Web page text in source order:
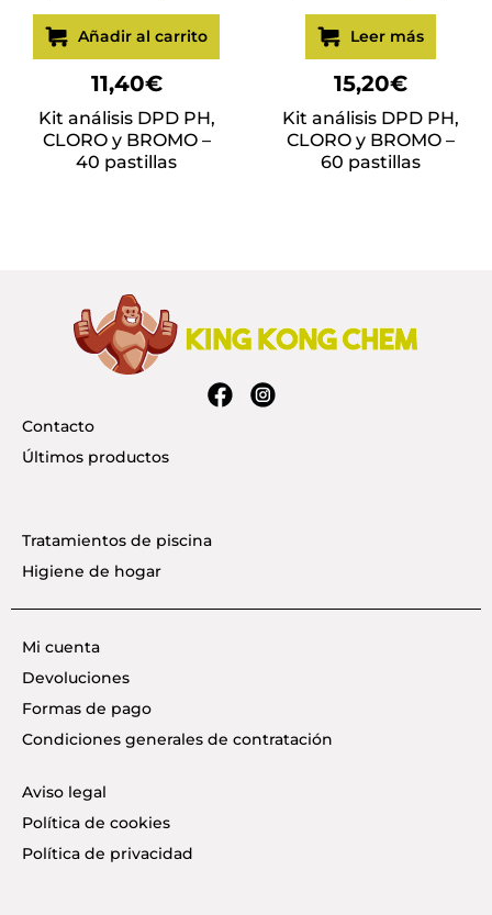
Añadir al carrito
11,40€
Kit análisis DPD PH,
CLORO y BROMO –
40 pastillas
Leer más
15,20€
Kit análisis DPD PH,
CLORO y BROMO –
60 pastillas
Contacto
Últimos productos
Tratamientos de piscina
Higiene de hogar
Mi cuenta
Devoluciones
Formas de pago
Condiciones generales de contratación
Aviso legal
Política de cookies
Política de privacidad